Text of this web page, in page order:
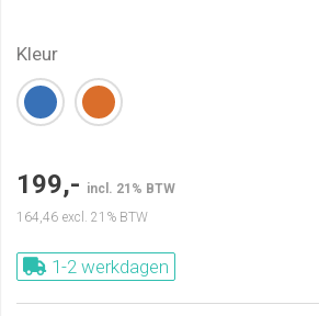
Kleur
199,- incl. 21% BTW
164,46 excl. 21% BTW
1-2 werkdagen